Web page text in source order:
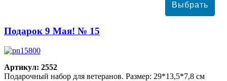
Подарок 9 Мая! № 15
Артикул: 2552
Подарочный набор для ветеранов. Размер: 29*13,5*7,8 см